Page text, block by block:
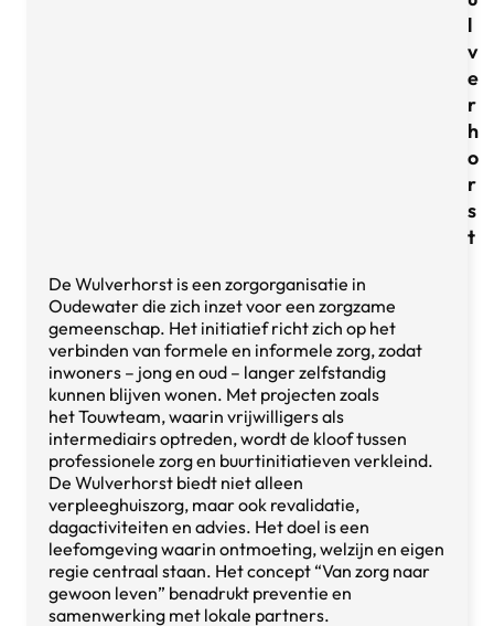
l
v
e
r
h
o
r
s
t
De Wulverhorst is een zorgorganisatie in
Oudewater die zich inzet voor een zorgzame
gemeenschap. Het initiatief richt zich op het
verbinden van formele en informele zorg, zodat
inwoners – jong en oud – langer zelfstandig
kunnen blijven wonen. Met projecten zoals
het Touwteam, waarin vrijwilligers als
intermediairs optreden, wordt de kloof tussen
professionele zorg en buurtinitiatieven verkleind.
De Wulverhorst biedt niet alleen
verpleeghuiszorg, maar ook revalidatie,
dagactiviteiten en advies. Het doel is een
leefomgeving waarin ontmoeting, welzijn en eigen
regie centraal staan. Het concept “Van zorg naar
gewoon leven” benadrukt preventie en
samenwerking met lokale partners.